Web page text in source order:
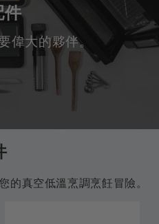
件
偉大的夥伴。
的真空低溫烹調烹飪冒險。